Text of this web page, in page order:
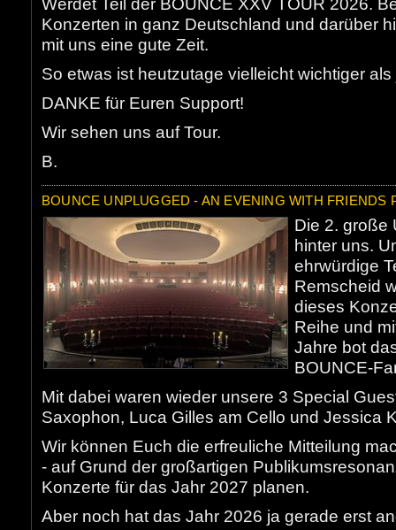
Werdet Teil der BOUNCE XXV TOUR 2026.
Konzerten in ganz Deutschland und darüber
mit uns eine gute Zeit.
So etwas ist heutzutage vielleicht wichtiger
DANKE für Euren Support!
Wir sehen uns auf Tour.
B.
BOUNCE UNPLUGGED - AN EVENING WITH FRIENDS
Die 2. große
hinter uns.
ehrwürdige
Remscheid
dieses
Reihe und
Jahre bot
BOUNCE-
Mit dabei waren wieder unsere 3 Special
Saxophon, Luca Gilles am Cello und Jessica
Wir können Euch die erfreuliche Mitteilung
- auf Grund der großartigen
Konzerte für das Jahr 2027 planen.
Aber noch hat das Jahr 2026 ja gerade erst